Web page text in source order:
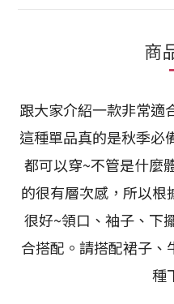
商
跟大家介紹一款非常
這種單品真的是秋季必
都可以穿~不管是什麼
的很有層次感，所以根
很好~領口、袖子、下
合搭配。請搭配裙子
種